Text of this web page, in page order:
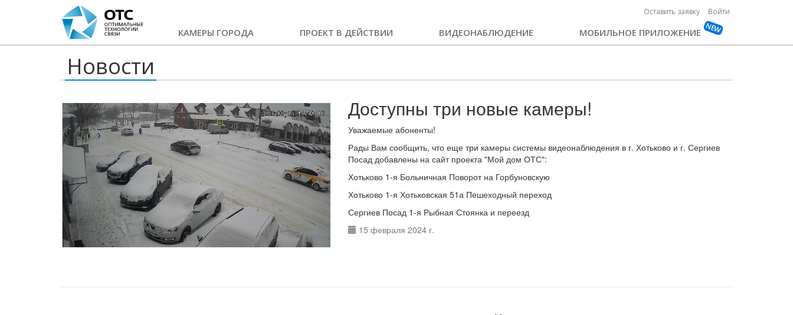
Оставить заявку Войти
КАМЕРЫ ГОРОДА ПРОЕКТ В ДЕЙСТВИИ ВИДЕОНАБЛЮДЕНИЕ МОБИЛЬНОЕ ПРИЛОЖЕНИЕ
Новости
Доступны три новые камеры!
Уважаемые абоненты!
Рады Вам сообщить, что еще три камеры системы видеонаблюдения в г. Хотьково и г. Сергиев
Посад добавлены на сайт проекта "Мой дом ОТС":
Хотьково 1-я Больничная Поворот на Горбуновскую
Хотьково 1-я Хотьковская 51а Пешеходный переход
Сергиев Посад 1-я Рыбная Стоянка и переезд
15 февраля 2024 г.